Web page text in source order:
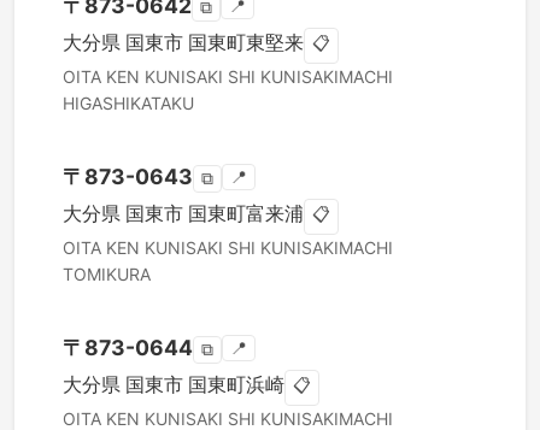
〒 873-0642 ⧉ 📍
大分県 国東市 国東町東堅来 📋
OITA KEN KUNISAKI SHI KUNISAKIMACHI
HIGASHIKATAKU
〒 873-0643 ⧉ 📍
大分県 国東市 国東町富来浦 📋
OITA KEN KUNISAKI SHI KUNISAKIMACHI
TOMIKURA
〒 873-0644 ⧉ 📍
大分県 国東市 国東町浜崎 📋
OITA KEN KUNISAKI SHI KUNISAKIMACHI